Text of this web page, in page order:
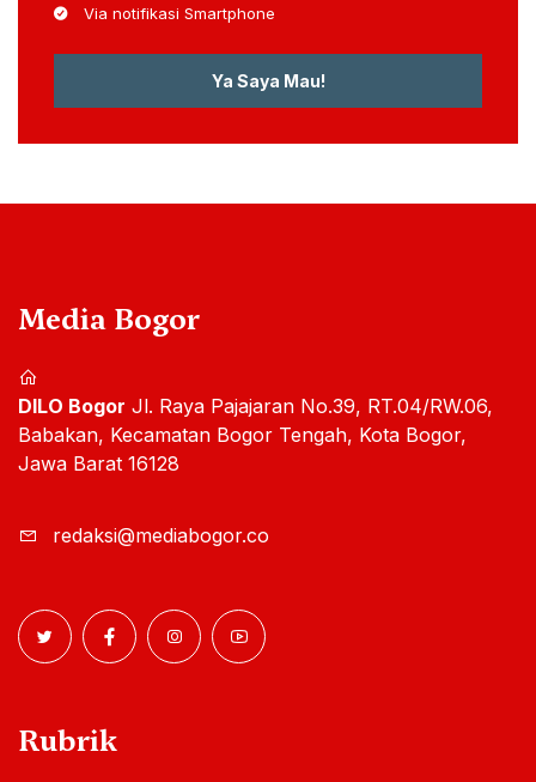
Via notifikasi Smartphone
Ya Saya Mau!
Media Bogor
DILO Bogor Jl. Raya Pajajaran No.39, RT.04/RW.06,
Babakan, Kecamatan Bogor Tengah, Kota Bogor,
Jawa Barat 16128
redaksi@mediabogor.co
Rubrik